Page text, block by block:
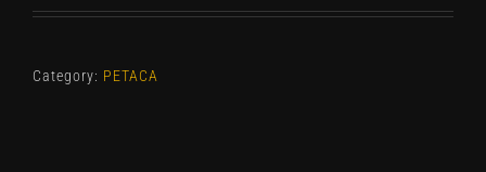
Category: PETACA